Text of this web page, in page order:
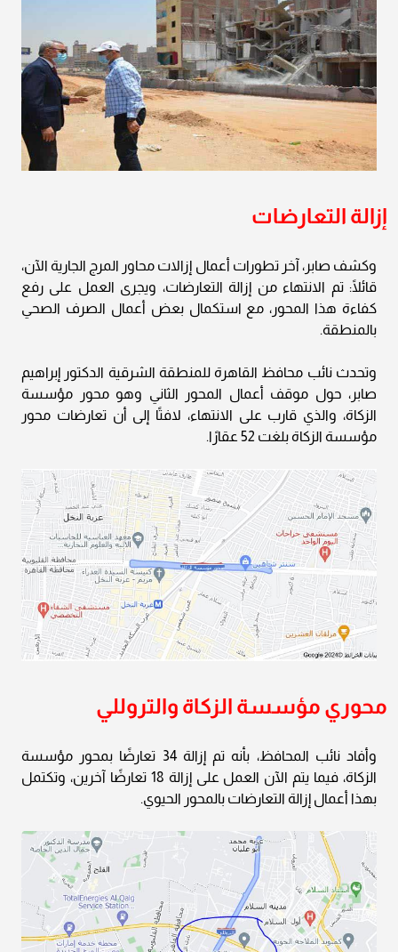
إزالة التعارضات
وكشف صابر، آخر تطورات أعمال إزالات محاور المرج الجارية الآن،
قائلًا: تم الانتهاء من إزالة التعارضات، ويجرى العمل على رفع
كفاءة هذا المحور، مع استكمال بعض أعمال الصرف الصحي
بالمنطقة.
وتحدث نائب محافظ القاهرة للمنطقة الشرقية الدكتور إبراهيم
صابر، حول موقف أعمال المحور الثاني وهو محور مؤسسة
الزكاة، والذي قارب على الانتهاء، لافتًا إلى أن تعارضات محور
مؤسسة الزكاة بلغت 52 عقارًا.
محوري مؤسسة الزكاة والتروللي
وأفاد نائب المحافظ، بأنه تم إزالة 34 تعارضًا بمحور مؤسسة
الزكاة، فيما يتم الآن العمل على إزالة 18 تعارضًا آخرين، وتكتمل
بهذا أعمال إزالة التعارضات بالمحور الحيوي.